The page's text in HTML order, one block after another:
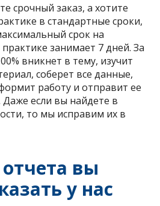
срочный заказ, а хотите
в стандартные сроки,
срок на
занимает 7 дней. За
вникнет в тему, изучит
соберет все данные,
работу и отправит ее
Даже если вы найдете в
то мы исправим их в
вы
у нас